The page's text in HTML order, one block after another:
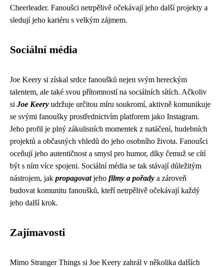
Cheerleader. Fanoušci netrpělivě očekávají jeho další projekty a
sledují jeho kariéru s velkým zájmem.
Sociální média
Joe Keery si získal srdce fanoušků nejen svým hereckým
talentem, ale také svou přítomností na sociálních sítích. Ačkoliv
si Joe Keery udržuje určitou míru soukromí, aktivně komunikuje
se svými fanoušky prostřednictvím platforem jako Instagram.
Jeho profil je plný zákulisních momentek z natáčení, hudebních
projektů a občasných vhledů do jeho osobního života. Fanoušci
oceňují jeho autentičnost a smysl pro humor, díky čemuž se cítí
být s ním více spojeni. Sociální média se tak stávají důležitým
nástrojem, jak propagovatjeho filmy a pořady a zároveň
budovat komunitu fanoušků, kteří netrpělivě očekávají každý
jeho další krok.
Zajímavosti
Mimo Stranger Things si Joe Keery zahrál v několika dalších